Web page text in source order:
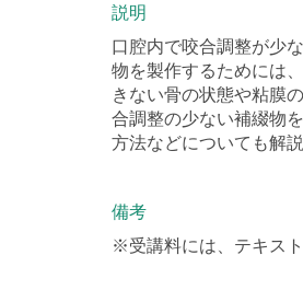
説明
口腔内で咬合調整が少
物を製作するためには
きない骨の状態や粘膜
合調整の少ない補綴物
方法などについても解
備考
※受講料には、テキスト